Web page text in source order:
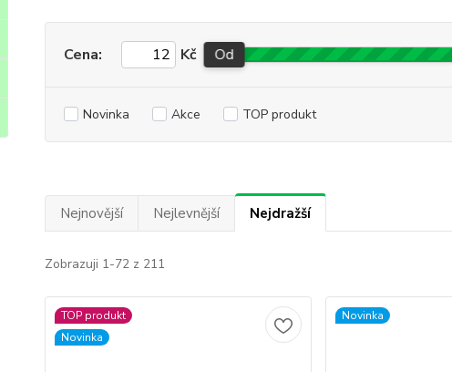
Cena: Kč Od
Novinka Akce TOP produkt
Nejnovější Nejlevnější Nejdražší
Zobrazuji 1-72 z 211
TOP produkt
Novinka
Novinka